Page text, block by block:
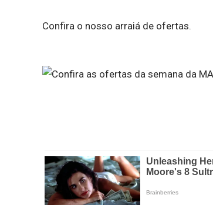
Confira o nosso arraiá de ofertas.